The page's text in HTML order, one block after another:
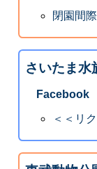
閉園間
さいたま水
Facebook
＜＜リ